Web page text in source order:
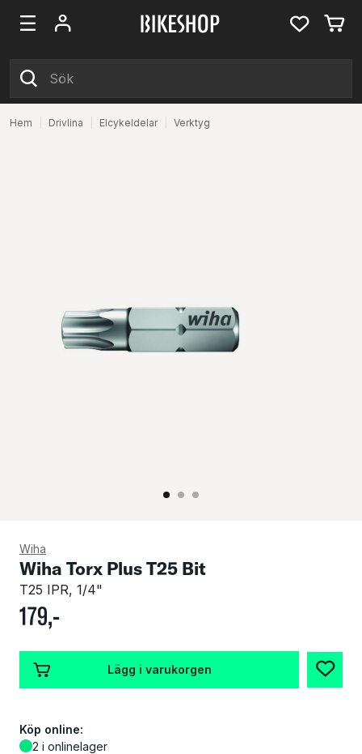
Hem Drivlina Elcykeldelar Verktyg
Wiha
Wiha Torx Plus T25 Bit
T25 IPR, 1/4"
179,-
Lägg i varukorgen
Köp online:
2 i onlinelager